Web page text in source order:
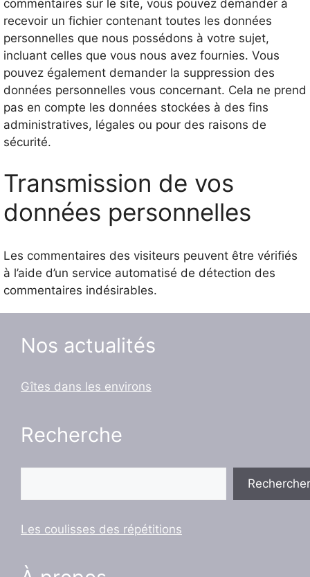
commentaires sur le site, vous pouvez demander à
recevoir un fichier contenant toutes les données
personnelles que nous possédons à votre sujet,
incluant celles que vous nous avez fournies. Vous
pouvez également demander la suppression des
données personnelles vous concernant. Cela ne prend
pas en compte les données stockées à des fins
administratives, légales ou pour des raisons de
sécurité.
Transmission de vos
données personnelles
Les commentaires des visiteurs peuvent être vérifiés
à l’aide d’un service automatisé de détection des
commentaires indésirables.
Nos actualités
Gîtes dans les environs
Recherche
Rechercher
Les coulisses des répétitions